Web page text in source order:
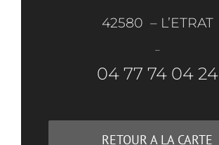
42580 – L’ETRAT
04 77 74 04 24
RETOUR A LA CARTE